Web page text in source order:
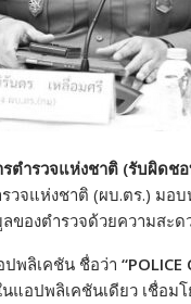
ตำรวจแห่งชาติ (รับผิดช
จแห่งชาติ (ผบ.ตร.) มอ
ของตำรวจด้วยความสะ
พลิเคชัน ชื่อว่า “POLICE
แอปพลิเคชันเดียว เชื่อ